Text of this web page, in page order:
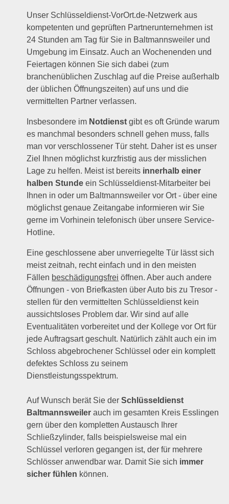
Unser Schlüsseldienst-VorOrt.de-Netzwerk aus
kompetenten und geprüften Partnerunternehmen ist
24 Stunden am Tag für Sie in Baltmannsweiler und
Umgebung im Einsatz. Auch an Wochenenden und
Feiertagen können Sie sich dabei (zum
branchenüblichen Zuschlag auf die Preise außerhalb
der üblichen Öffnungszeiten) auf uns und die
vermittelten Partner verlassen.
Insbesondere im Notdienst gibt es oft Gründe warum
es manchmal besonders schnell gehen muss, falls
man vor verschlossener Tür steht. Daher ist es unser
Ziel Ihnen möglichst kurzfristig aus der misslichen
Lage zu helfen. Meist ist bereits innerhalb einer
halben Stunde ein Schlüsseldienst-Mitarbeiter bei
Ihnen in oder um Baltmannsweiler vor Ort - über eine
möglichst genaue Zeitangabe informieren wir Sie
gerne im Vorhinein telefonisch über unsere Service-
Hotline.
Eine geschlossene aber unverriegelte Tür lässt sich
meist zeitnah, recht einfach und in den meisten
Fällen beschädigungsfrei öffnen. Aber auch andere
Öffnungen - von Briefkasten über Auto bis zu Tresor -
stellen für den vermittelten Schlüsseldienst kein
aussichtsloses Problem dar. Wir sind auf alle
Eventualitäten vorbereitet und der Kollege vor Ort für
jede Auftragsart geschult. Natürlich zählt auch ein im
Schloss abgebrochener Schlüssel oder ein komplett
defektes Schloss zu seinem
Dienstleistungsspektrum.
Auf Wunsch berät Sie derSchlüsseldienst
Baltmannsweiler auch im gesamten Kreis Esslingen
gern über den kompletten Austausch Ihrer
Schließzylinder, falls beispielsweise mal ein
Schlüssel verloren gegangen ist, der für mehrere
Schlösser anwendbar war. Damit Sie sich immer
sicher fühlen können.